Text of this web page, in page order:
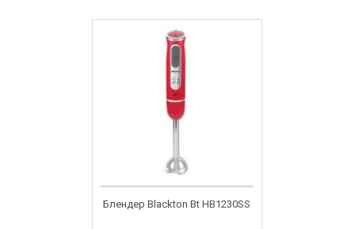
Блендер Blackton Bt HB1230SS